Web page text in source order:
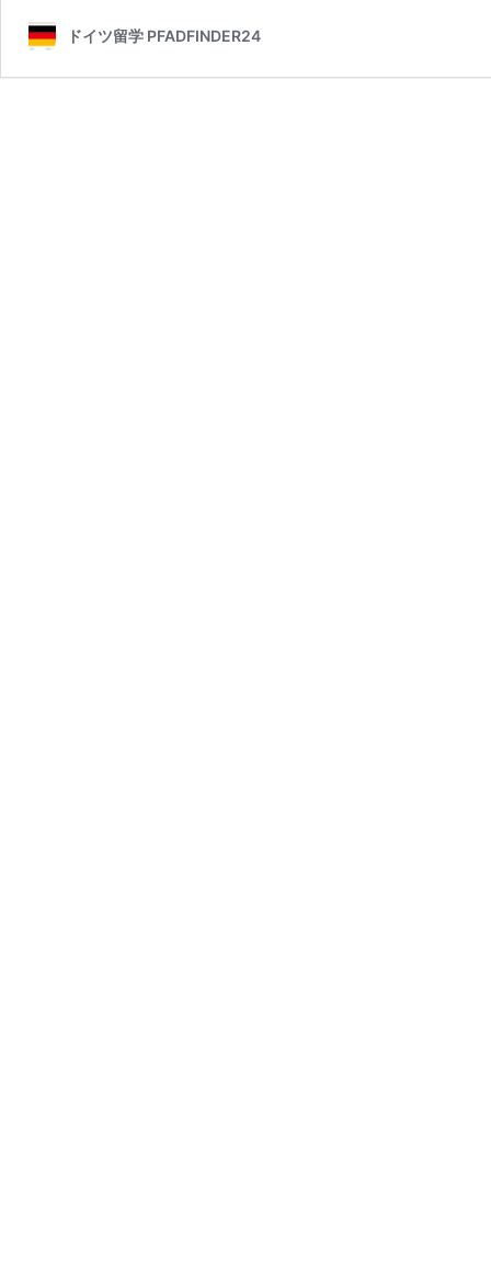
ドイツ留学 PFADFINDER24